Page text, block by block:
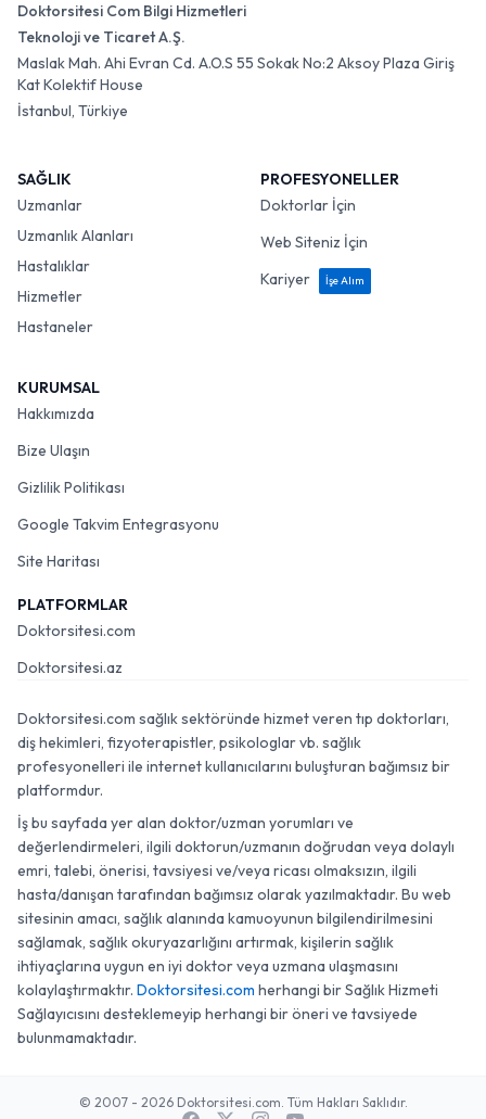
Doktorsitesi Com Bilgi Hizmetleri
Teknoloji ve Ticaret A.Ş.
Maslak Mah. Ahi Evran Cd. A.O.S 55 Sokak No:2 Aksoy Plaza Giriş
Kat Kolektif House
İstanbul, Türkiye
SAĞLIK
Uzmanlar
Uzmanlık Alanları
Hastalıklar
Hizmetler
Hastaneler
PROFESYONELLER
Doktorlar İçin
Web Siteniz İçin
Kariyer
İşe Alım
KURUMSAL
Hakkımızda
Bize Ulaşın
Gizlilik Politikası
Google Takvim Entegrasyonu
Site Haritası
PLATFORMLAR
Doktorsitesi.com
Doktorsitesi.az
Doktorsitesi.com sağlık sektöründe hizmet veren tıp doktorları,
diş hekimleri, fizyoterapistler, psikologlar vb. sağlık
profesyonelleri ile internet kullanıcılarını buluşturan bağımsız bir
platformdur.
İş bu sayfada yer alan doktor/uzman yorumları ve
değerlendirmeleri, ilgili doktorun/uzmanın doğrudan veya dolaylı
emri, talebi, önerisi, tavsiyesi ve/veya ricası olmaksızın, ilgili
hasta/danışan tarafından bağımsız olarak yazılmaktadır. Bu web
sitesinin amacı, sağlık alanında kamuoyunun bilgilendirilmesini
sağlamak, sağlık okuryazarlığını artırmak, kişilerin sağlık
ihtiyaçlarına uygun en iyi doktor veya uzmana ulaşmasını
kolaylaştırmaktır. Doktorsitesi.com herhangi bir Sağlık Hizmeti
Sağlayıcısını desteklemeyip herhangi bir öneri ve tavsiyede
bulunmamaktadır.
© 2007 - 2026 Doktorsitesi.com. Tüm Hakları Saklıdır.